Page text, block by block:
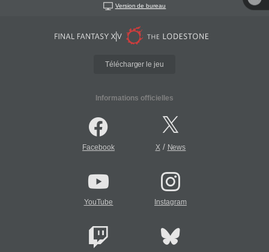
Version de bureau
Télécharger le jeu
Informations officielles
Facebook X/ News
YouTube Instagram